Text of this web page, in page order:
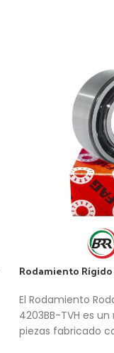
Rodamiento Rígido
El Rodamiento
4203BB-TVH es
piezas fabricado